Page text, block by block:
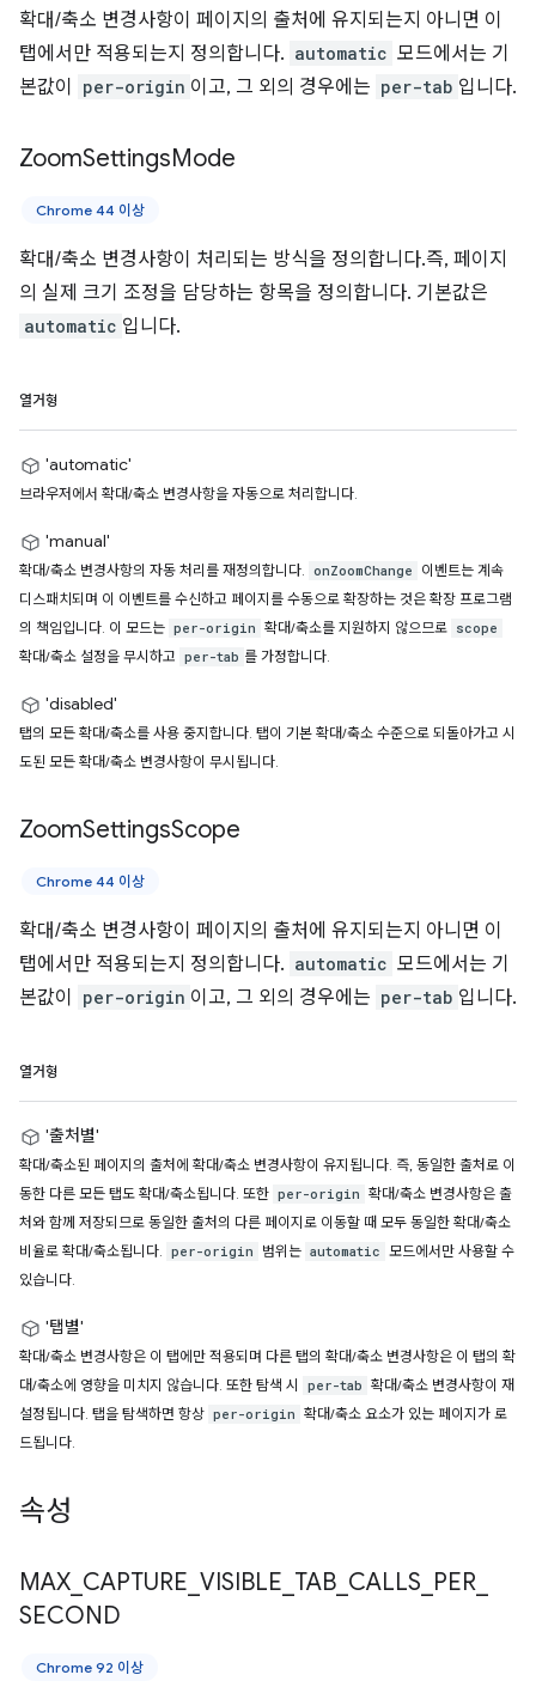
확대/축소 변경사항이 페이지의 출처에 유지되는지 아니면 이
탭에서만 적용되는지 정의합니다. automatic 모드에서는 기
본값이
per-origin 이고, 그 외의 경우에는 per-tab 입니다.
ZoomSettingsMode
Chrome 44 이상
확대/축소 변경사항이 처리되는 방식을 정의합니다.즉, 페이지
의 실제 크기 조정을 담당하는 항목을 정의합니다. 기본값은
automatic 입니다.
열거형
'automatic'
브라우저에서 확대/축소 변경사항을 자동으로 처리합니다.
'manual'
확대/축소 변경사항의 자동 처리를 재정의합니다. onZoomChange
이벤트는 계속
디스패치되며 이 이벤트를 수신하고 페이지를 수동으로 확장하는 것은 확장 프로그램
의 책임입니다. 이 모드는 per-origin 확대/축소를 지원하지 않으므로 scope
확대/축소 설정을 무시하고 per-tab 를 가정합니다.
'disabled'
탭의 모든 확대/축소를 사용 중지합니다. 탭이 기본 확대/축소 수준으로 되돌아가고 시
도된 모든 확대/축소 변경사항이 무시됩니다.
ZoomSettingsScope
Chrome 44 이상
확대/축소 변경사항이 페이지의 출처에 유지되는지 아니면 이
탭에서만 적용되는지 정의합니다. automatic 모드에서는 기
본값이
per-origin 이고, 그 외의 경우에는 per-tab 입니다.
열거형
'출처별'
확대/축소된 페이지의 출처에 확대/축소 변경사항이 유지됩니다. 즉, 동일한 출처로 이
동한 다른 모든 탭도 확대/축소됩니다. 또한 per-origin 확대/축소 변경사항은 출
처와 함께 저장되므로 동일한 출처의 다른 페이지로 이동할 때 모두 동일한 확대/축소
비율로 확대/축소됩니다. per-origin 범위는 automatic 모드에서만 사용할 수
있습니다.
'탭별'
확대/축소 변경사항은 이 탭에만 적용되며 다른 탭의 확대/축소 변경사항은 이 탭의 확
대/축소에 영향을 미치지 않습니다. 또한 탐색 시
per-tab 확대/축소 변경사항이 재
설정됩니다. 탭을 탐색하면 항상 per-origin 확대/축소 요소가 있는 페이지가 로
드됩니다.
속성
MAX CAPTURE VISIBLE TAB CALLS PER
SECOND
Chrome 92 이상